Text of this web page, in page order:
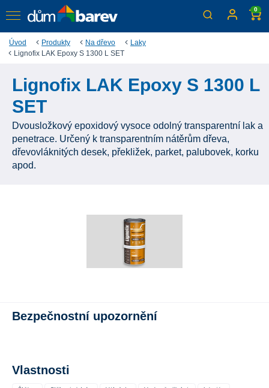
0
Úvod Produkty Na dřevo
Laky
Lignofix LAK Epoxy S 1300 L SET
Lignofix LAK Epoxy S 1300 L
SET
Dvousložkový epoxidový vysoce odolný transparentní lak a
penetrace. Určený k transparentním nátěrům dřeva,
dřevovláknitých desek, překližek, parket, palubovek, korku
apod.
Bezpečnostní upozornění
Vlastnosti